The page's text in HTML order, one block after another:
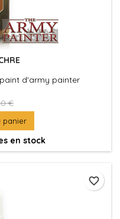
d'army painter
€
panier
en stock
favorite_border